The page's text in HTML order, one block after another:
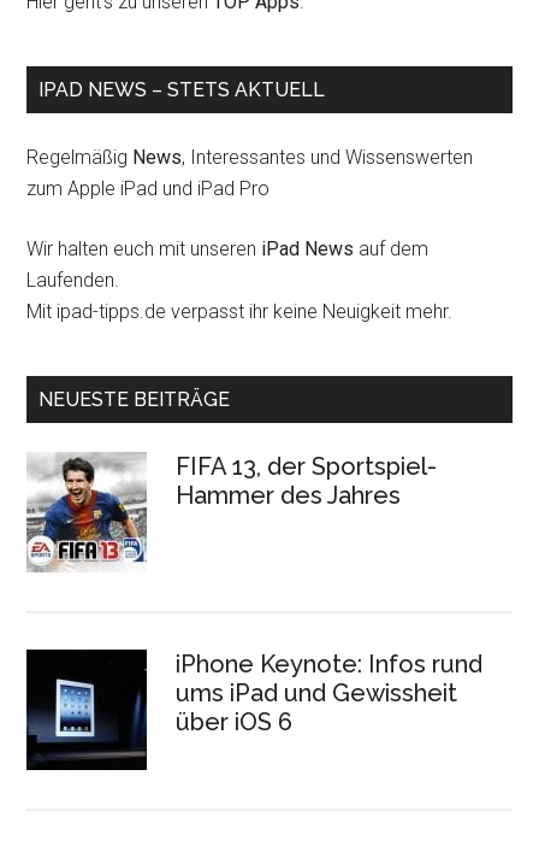
IPAD NEWS – STETS AKTUELL
Regelmäßig News, Interessantes und Wissenswerten
zum Apple iPad und iPad Pro
Wir halten euch mit unseren iPad News auf dem
Laufenden.
Mit ipad-tipps.de verpasst ihr keine Neuigkeit mehr.
NEUESTE BEITRÄGE
FIFA 13, der Sportspiel-
Hammer des Jahres
iPhone Keynote: Infos rund
ums iPad und Gewissheit
über iOS 6